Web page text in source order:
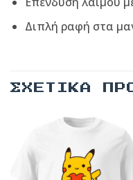
Διπλή ραφή στα
ΣΧΕΤΙΚΆ